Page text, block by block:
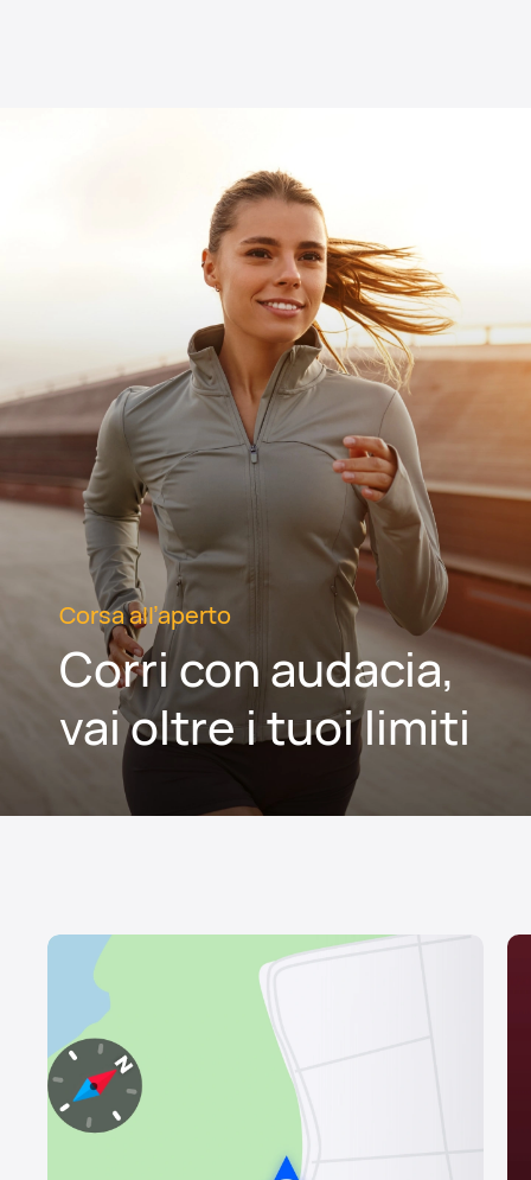
Corsa all’aperto
Corri con audacia,
vai oltre i tuoi limiti